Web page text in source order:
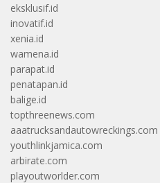
eksklusif.id
inovatif.id
xenia.id
wamena.id
parapat.id
penatapan.id
balige.id
topthreenews.com
aaatrucksandautowreckings.com
youthlinkjamica.com
arbirate.com
playoutworlder.com